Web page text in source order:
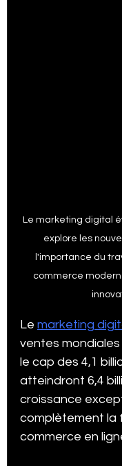
Statistiques
Google my
Le marketing digital
explore les
l'importance du
commerce
Le marketing
ventes
le cap des 4,1
atteindront 6,4
croissance
complètement la
commerce en